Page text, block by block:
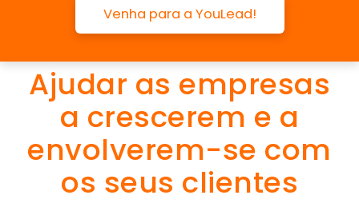
Venha para a YouLead!
Ajudar as empresas
a crescerem e a
envolverem-se com
os seus clientes